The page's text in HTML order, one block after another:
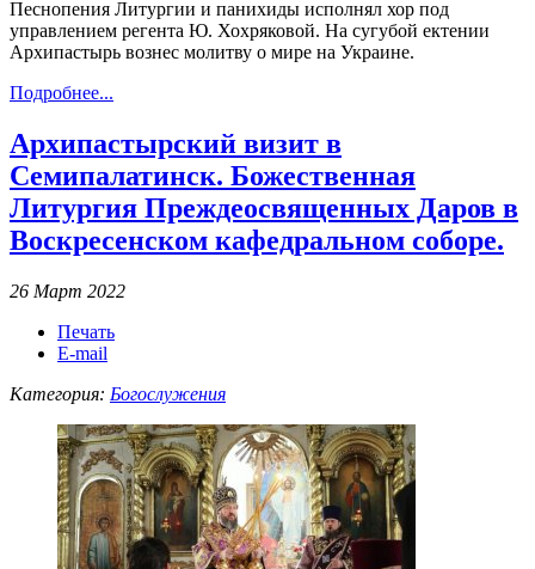
Песнопения Литургии и панихиды исполнял хор под
управлением регента Ю. Хохряковой. На сугубой ектении
Архипастырь вознес молитву о мире на Украине.
Подробнее...
Архипастырский визит в
Семипалатинск. Божественная
Литургия Преждеосвященных Даров в
Воскресенском кафедральном соборе.
26 Март 2022
Печать
E-mail
Категория: Богослужения